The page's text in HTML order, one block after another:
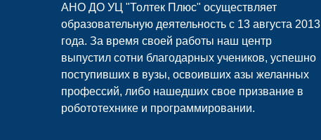
АНО ДО УЦ "Толтек Плюс" осуществляет
образовательную деятельность с 13 августа 2013
года. За время своей работы наш центр
выпустил сотни благодарных учеников, успешно
поступивших в вузы, освоивших азы желанных
профессий, либо нашедших свое призвание в
робототехнике и программировании.